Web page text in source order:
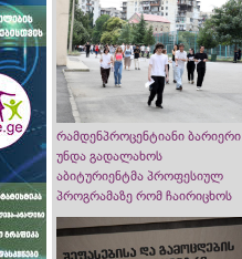
რამდენპროცენტიანი ბარიერი
უნდა გადალახოს
აბიტურიენტმა პროფესიულ
პროგრამაზე რომ ჩაირიცხოს